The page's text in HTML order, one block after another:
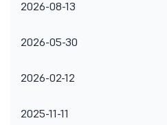
2026-08-13
2026-05-30
2026-02-12
2025-11-11